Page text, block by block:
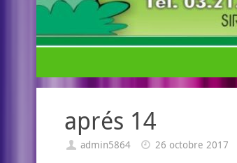
aprés 14
admin5864 26 octobre 2017